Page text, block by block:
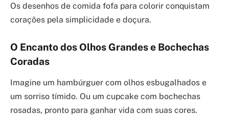
Os desenhos de comida fofa para colorir conquistam
corações pela simplicidade e doçura.
O Encanto dos Olhos Grandes e Bochechas
Coradas
Imagine um hambúrguer com olhos esbugalhados e
um sorriso tímido. Ou um cupcake com bochechas
rosadas, pronto para ganhar vida com suas cores.